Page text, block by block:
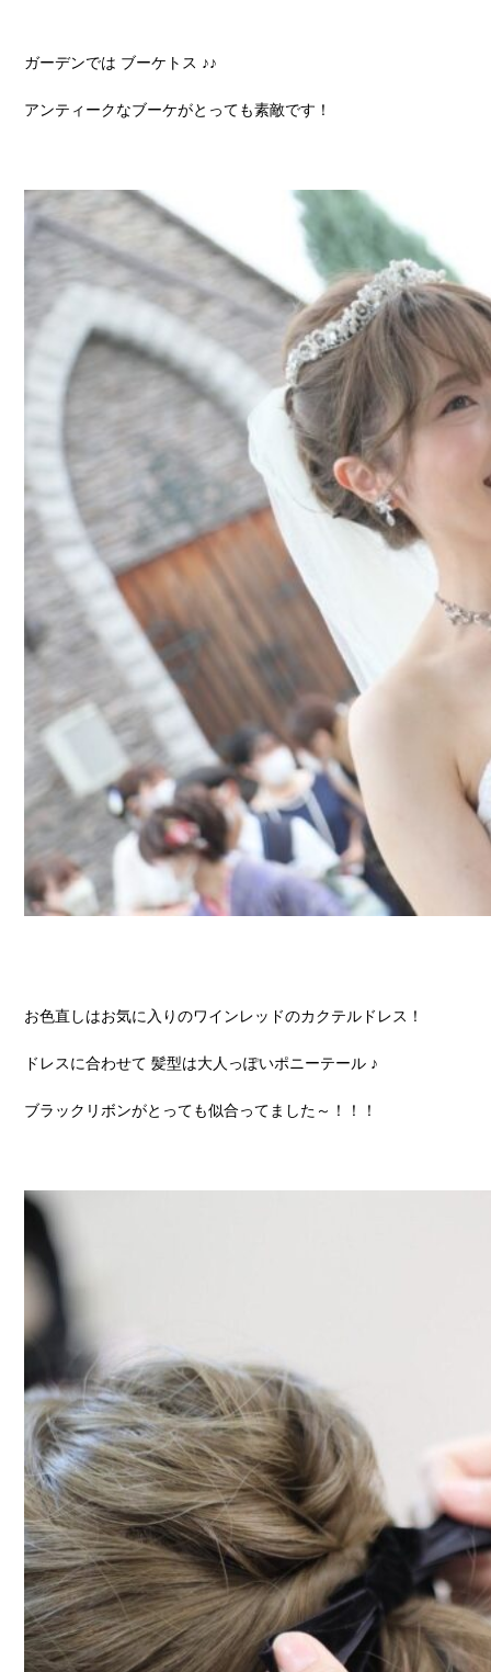
ガーデンでは ブーケトス ♪♪
アンティークなブーケがとっても素敵です！
お色直しはお気に入りのワインレッドのカクテルドレス！
ドレスに合わせて 髪型は大人っぽいポニーテール ♪
ブラックリボンがとっても似合ってました～！！！